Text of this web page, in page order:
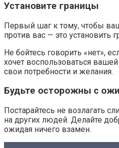
Установите границы
Первый шаг к тому, чтобы
против вас — это установить
Не бойтесь говорить «нет»,
хочет воспользоваться
свои потребности и желания.
Будьте осторожны с
Постарайтесь не возлагать
на других людей. Делайте
ожидая ничего взамен.